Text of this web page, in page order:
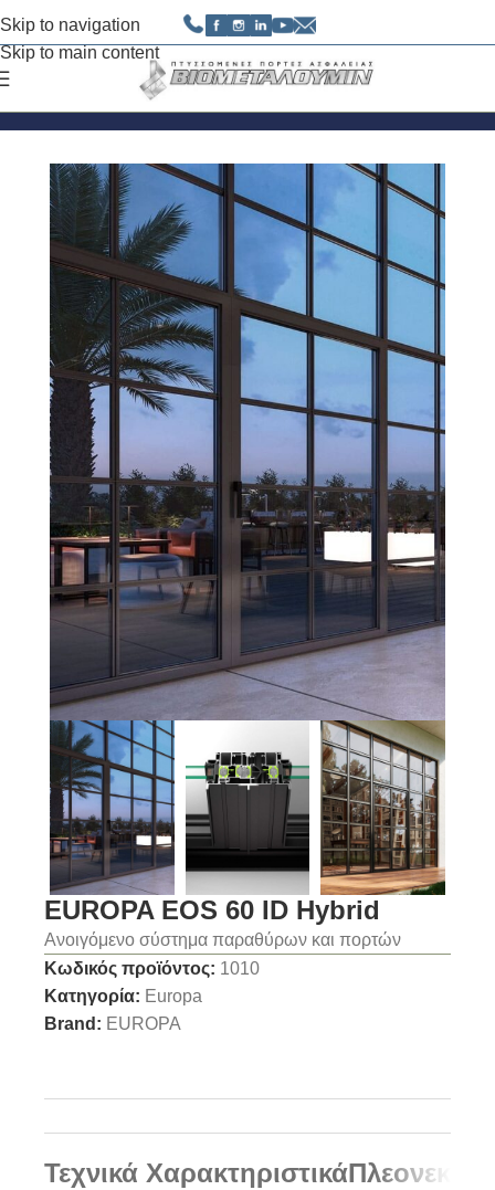
Skip to navigation
Skip to main content
Προϊόντα
EUROPA EOS 60 ID Hybrid
Ανοιγόμενο σύστημα παραθύρων και πορτών
Κωδικός προϊόντος: 1010
Κατηγορία: Europa
Brand: EUROPA
Τεχνικά Χαρακτηριστικά